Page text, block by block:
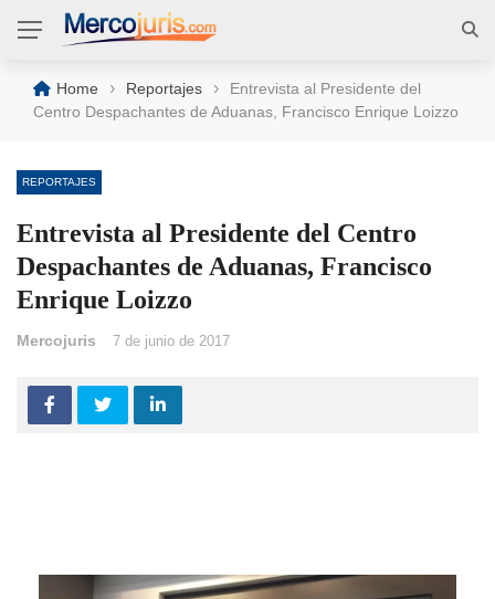
Home › Reportajes ›
Entrevista al Presidente del
Centro Despachantes de Aduanas, Francisco Enrique Loizzo
REPORTAJES
Entrevista al Presidente del Centro
Despachantes de Aduanas, Francisco
Enrique Loizzo
Mercojuris 7 de junio de 2017